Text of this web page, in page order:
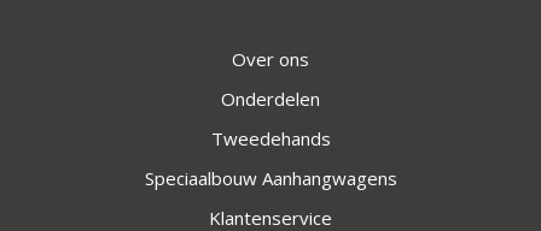
Over ons
Onderdelen
Tweedehands
Speciaalbouw Aanhangwagens
Klantenservice